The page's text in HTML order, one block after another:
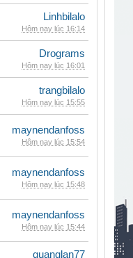
Linhbilalo
Hôm nay lúc 16:14
Drograms
Hôm nay lúc 16:01
trangbilalo
Hôm nay lúc 15:55
maynendanfoss
Hôm nay lúc 15:54
maynendanfoss
Hôm nay lúc 15:48
maynendanfoss
Hôm nay lúc 15:44
quanglan77